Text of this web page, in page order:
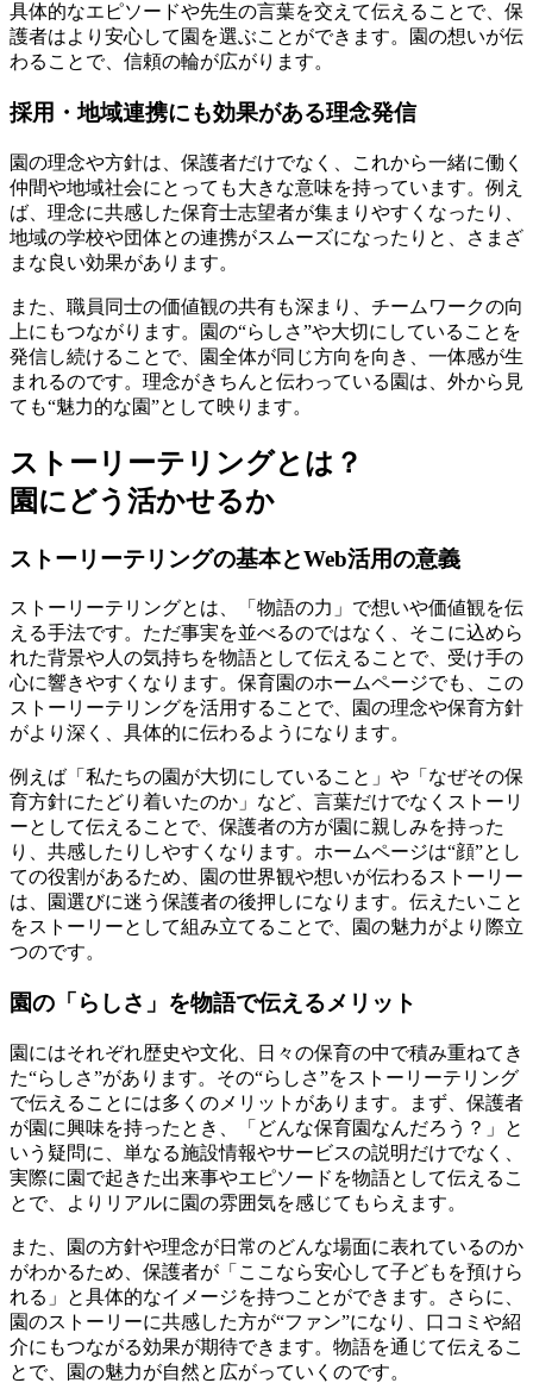
具体的なエピソードや先生の言葉を交えて伝えることで、保
護者はより安心して園を選ぶことができます。園の想いが伝
わることで、信頼の輪が広がります。
採用・地域連携にも効果がある理念発信
園の理念や方針は、保護者だけでなく、これから一緒に働く
仲間や地域社会にとっても大きな意味を持っています。例え
ば、理念に共感した保育士志望者が集まりやすくなったり、
地域の学校や団体との連携がスムーズになったりと、さまざ
まな良い効果があります。
また、職員同士の価値観の共有も深まり、チームワークの向
上にもつながります。園の“らしさ”や大切にしていることを
発信し続けることで、
園全体が同じ方向を向き、一体感が生
まれるのです。 理念がきちんと伝わっている園は、外から見
ても“魅力的な園”として映ります。
ストーリーテリングとは？
園にどう活かせるか
ストーリーテリングの基本とWeb活用の意義
ストーリーテリングとは、「物語の力」で想いや価値観を伝
える手法です。ただ事実を並べるのではなく、そこに込めら
れた背景や人の気持ちを物語として伝えることで、受け手の
心に響きやすくなります。保育園のホームページでも、この
ストーリーテリングを活用することで、園の理念や保育方針
がより深く、具体的に伝わるようになります。
例えば「私たちの園が大切にしていること」や「なぜその保
育方針にたどり着いたのか」など、言葉だけでなくストーリ
ーとして伝えることで、保護者の方が園に親しみを持った
り、共感したりしやすくなります。ホームページは“顔”とし
ての役割があるため、園の世界観や想いが伝わるストーリー
は、園選びに迷う保護者の後押しになります。 伝えたいこと
をストーリーとして組み立てることで、園の魅力がより際立
つのです。
園の「らしさ」を物語で伝えるメリット
園にはそれぞれ歴史や文化、日々の保育の中で積み重ねてき
た“らしさ”があります。その“らしさ”をストーリーテリング
で伝えることには多くのメリットがあります。まず、保護者
が園に興味を持ったとき、「どんな保育園なんだろう？」と
いう疑問に、単なる施設情報やサービスの説明だけでなく、
実際に園で起きた出来事やエピソードを物語として伝えるこ
とで、よりリアルに園の雰囲気を感じてもらえます。
また、園の方針や理念が日常のどんな場面に表れているのか
がわかるため、保護者が「ここなら安心して子どもを預けら
れる」と具体的なイメージを持つことができます。さらに、
園のストーリーに共感した方が“ファン”になり、口コミや紹
介にもつながる効果が期待できます。 物語を通じて伝えるこ
とで、園の魅力が自然と広がっていくのです。